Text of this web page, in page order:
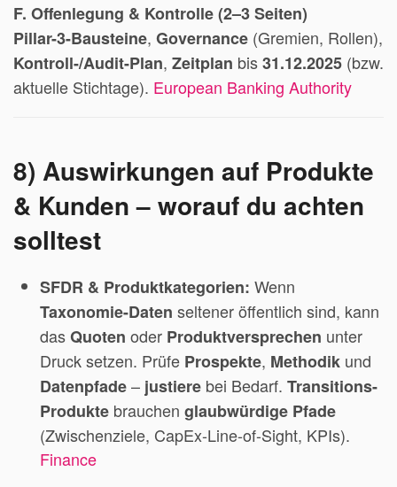
F. Offenlegung & Kontrolle (2–3 Seiten)
Pillar-3-Bausteine, Governance (Gremien, Rollen),
Kontroll-/Audit-Plan, Zeitplan bis31.12.2025 (bzw.
aktuelle Stichtage). European Banking Authority
8) Auswirkungen auf Produkte
& Kunden – worauf du achten
solltest
SFDR & Produktkategorien: Wenn
Taxonomie-Daten seltener öffentlich sind, kann
dasQuoten oder Produktversprechen unter
Druck setzen. Prüfe Prospekte, Methodik und
Datenpfade– justiere bei Bedarf. Transitions-
Produkte brauchen glaubwürdige Pfade
(Zwischenziele, CapEx-Line-of-Sight, KPIs).
Finance